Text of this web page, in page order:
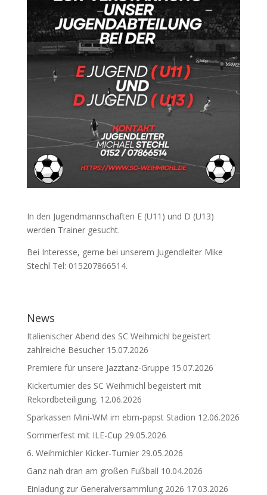
In den Jugendmannschaften E (U11) und D (U13)
werden Trainer gesucht.
Bei Interesse, gerne bei unserem Jugendleiter Mike
Stechl Tel: 015207866514.
News
Italienischer Abend des SC Weihmichl begeistert
zahlreiche Besucher 15.07.2026
Premiere für unsere Jazztanz-Gruppe 15.07.2026
Kickerturnier des SC Weihmichl begeistert mit
Rekordbeteiligung. 12.06.2026
Sparkassen Mini-WM im ebm-papst Stadion 12.06.2026
Sommerfest mit ILE-Cup 29.05.2026
6. Weihmichler Kicker-Turnier 29.05.2026
Ganz nah dran am großen Fußball 10.04.2026
Einladung zur Generalversammlung 2026 17.03.2026